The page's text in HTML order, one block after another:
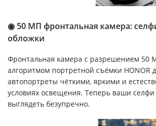
◉ 50 МП фронтальная камера:
обложки
Фронтальная камера с разрешением 50
алгоритмом портретной съёмки HONOR
автопортреты чёткими, яркими и
условиях освещения. Теперь ваши селфи
выглядеть безупречно.